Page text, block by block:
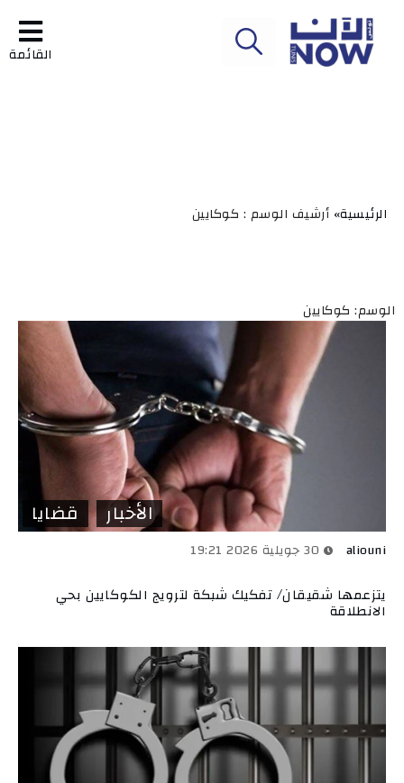
القائمة
الرئيسية» أرشيف الوسم : كوكايين
الوسم: كوكايين
الأخبار قضايا
aliouni
يتزعمها شقيقان/ تفكيك شبكة لترويج الكوكايين بحي
الانطلاقة